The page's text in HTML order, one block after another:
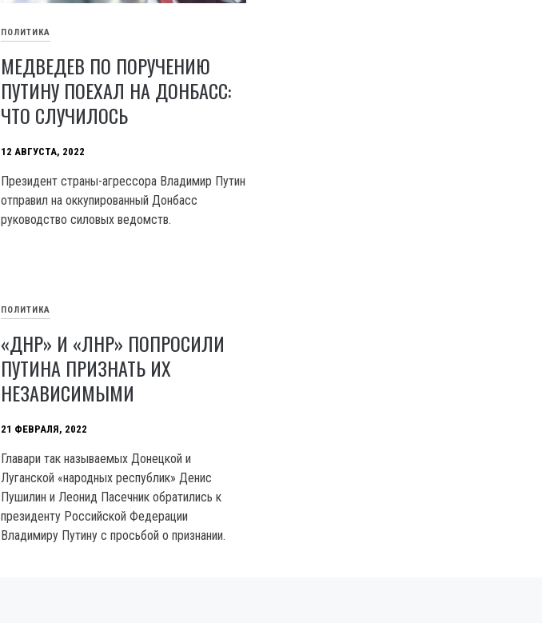
ПОЛИТИКА
МЕДВЕДЕВ ПО ПОРУЧЕНИЮ
ПУТИНУ ПОЕХАЛ НА ДОНБАСС:
ЧТО СЛУЧИЛОСЬ
12 АВГУСТА, 2022
Президент страны-агрессора Владимир Путин
отправил на оккупированный Донбасс
руководство силовых ведомств.
ПОЛИТИКА
«ДНР» И «ЛНР» ПОПРОСИЛИ
ПУТИНА ПРИЗНАТЬ ИХ
НЕЗАВИСИМЫМИ
21 ФЕВРАЛЯ, 2022
Главари так называемых Донецкой и
Луганской «народных республик» Денис
Пушилин и Леонид Пасечник обратились к
президенту Российской Федерации
Владимиру Путину с просьбой о признании.